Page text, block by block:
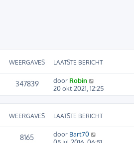
WEERGAVES LAATSTE BERICHT
347839 door Robin
20 okt 2021, 12:25
WEERGAVES LAATSTE BERICHT
8165 door Bart70